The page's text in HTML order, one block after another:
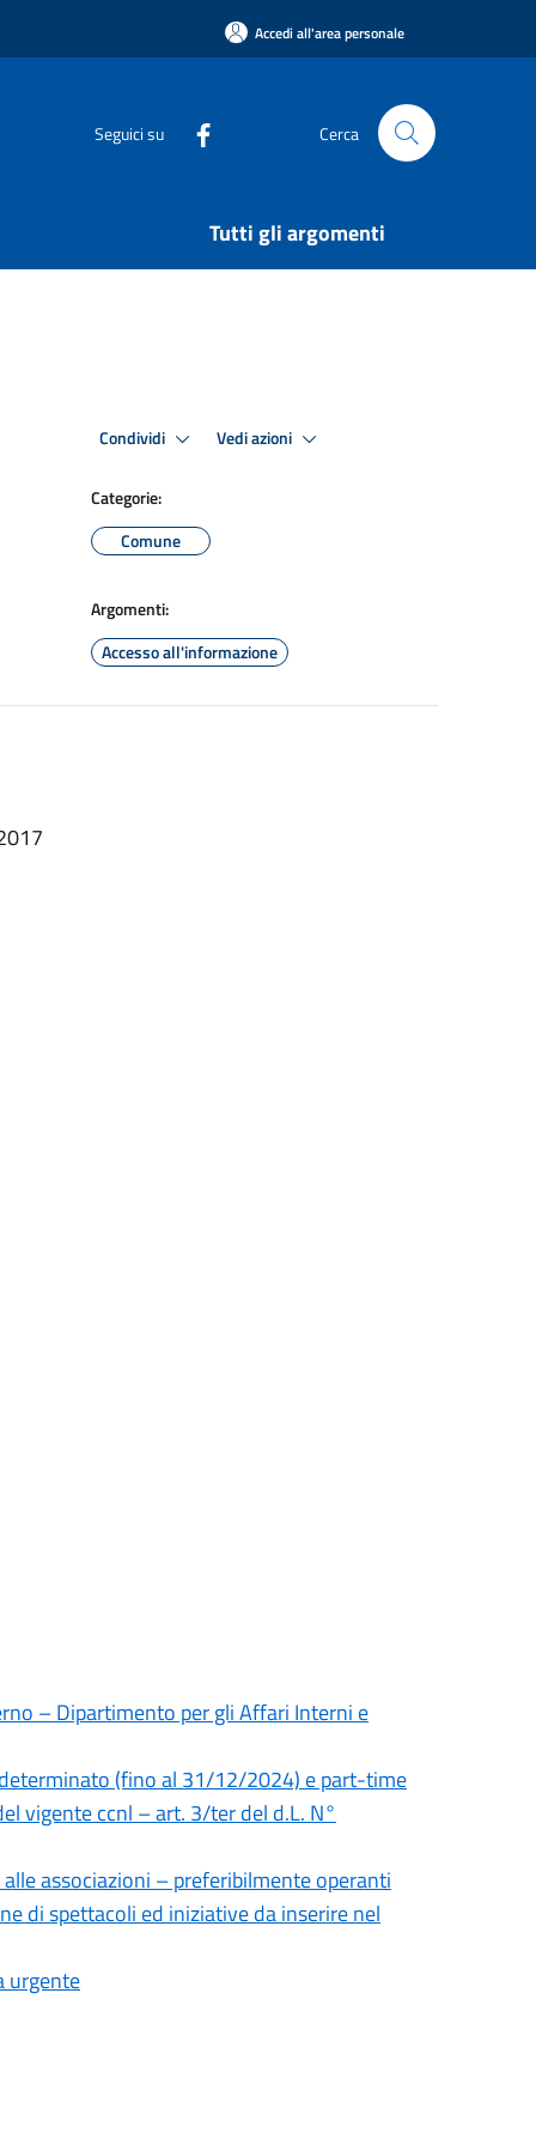
Accedi all'area personale
Seguici su Cerca
Tutti gli argomenti
Condividi Vedi azioni
Categorie:
Comune
Argomenti:
Accesso all'informazione
– Dipartimento per gli Affari Interni e
(fino al 31/12/2024) e part-time
vigente ccnl – art. 3/ter del d.L. N°
associazioni – preferibilmente operanti
di spettacoli ed iniziative da inserire nel
urgente